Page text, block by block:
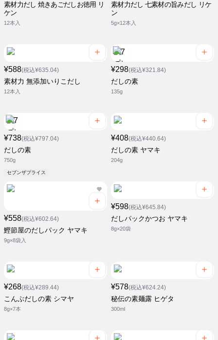
素材力だし 焼きあごだしお徳用 リ
ケン
12本入
素材力だし 七素材の旨みだし リケ
ン
5g×12本入
¥588(税込¥635.04)
素材力 無添加いりこだし
12本入
¥298(税込¥321.84)
だしの素
135g
¥738(税込¥797.04)
だしの素
750g
セブンザプライス
¥408(税込¥440.64)
だしの素 ヤマキ
204g
¥558(税込¥602.64)
鰹節屋のだしパック ヤマキ
9g×8袋入
¥598(税込¥645.84)
だしパックかつお ヤマキ
8g×20袋
¥268(税込¥289.44)
こんぶだしの素 シマヤ
8g×7本
¥578(税込¥624.24)
秘伝の素麺露 ヒゲタ
300ml